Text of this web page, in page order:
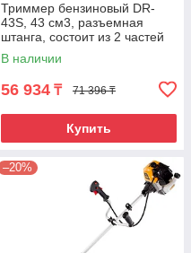
Триммер бензиновый DR-
43S, 43 см3, разъемная
штанга, состоит из 2 частей
Denzel
В наличии
56 934 ₸ 71 396 ₸
Купить
–20%